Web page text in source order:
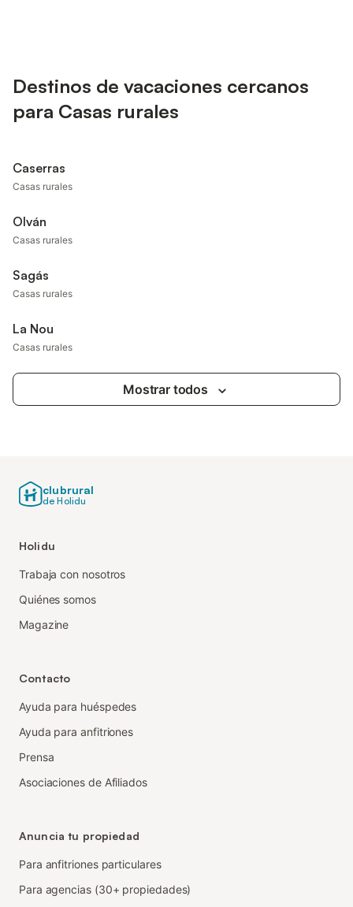
Destinos de vacaciones cercanos
para Casas rurales
Caserras
Casas rurales
Olván
Casas rurales
Sagás
Casas rurales
La Nou
Casas rurales
Mostrar todos
clubrural
de Holidu
Holidu
Trabaja con nosotros
Quiénes somos
Magazine
Contacto
Ayuda para huéspedes
Ayuda para anfitriones
Prensa
Asociaciones de Afiliados
Anuncia tu propiedad
Para anfitriones particulares
Para agencias (30+ propiedades)